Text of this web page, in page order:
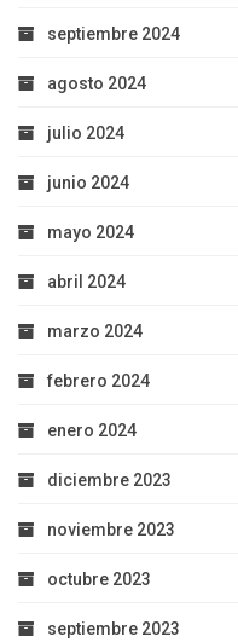
septiembre 2024
agosto 2024
julio 2024
junio 2024
mayo 2024
abril 2024
marzo 2024
febrero 2024
enero 2024
diciembre 2023
noviembre 2023
octubre 2023
septiembre 2023